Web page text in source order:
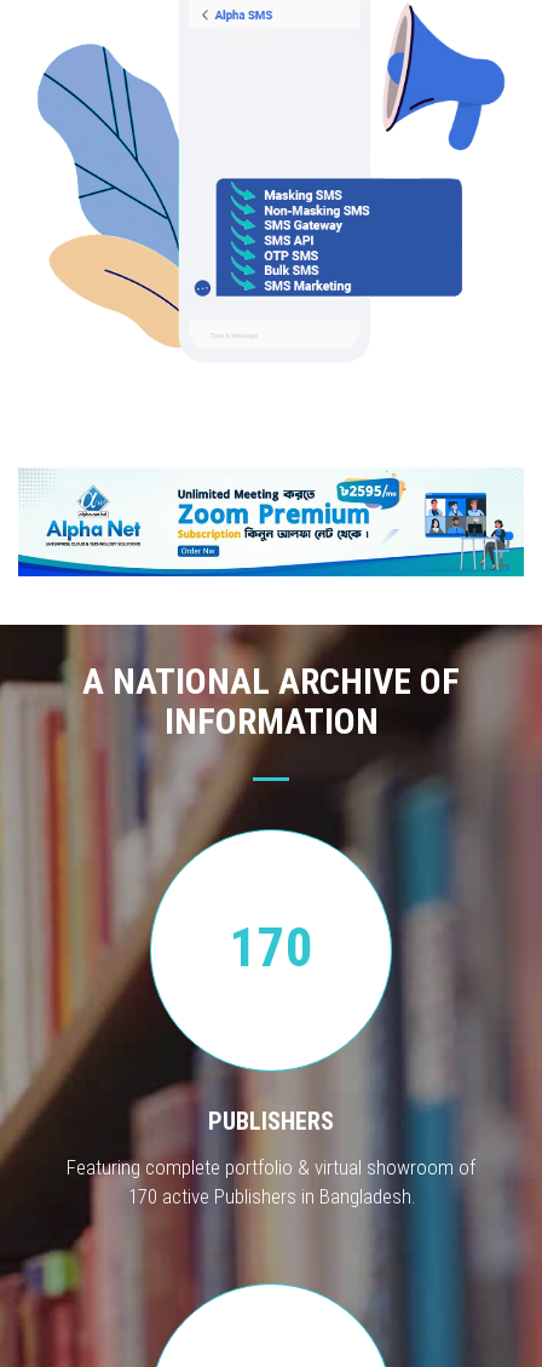
A NATIONAL ARCHIVE OF
INFORMATION
170
PUBLISHERS
Featuring complete portfolio & virtual showroom of
170 active Publishers in Bangladesh.